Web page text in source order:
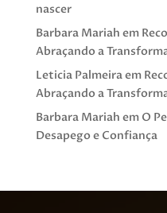
nascer
Barbara Mariah em
Abraçando a
Leticia Palmeiraem
Abraçando a
Barbara Mariah em O
Desapego e Confiança